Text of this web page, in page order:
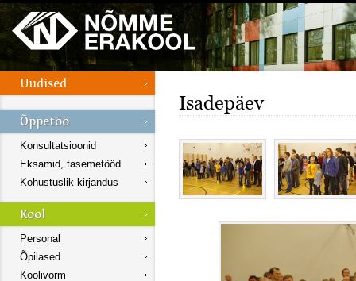
Konsultatsioonid
Eksamid, tasemetööd
Kohustuslik kirjandus
Personal
Õpilased
Koolivorm
Isadepäev